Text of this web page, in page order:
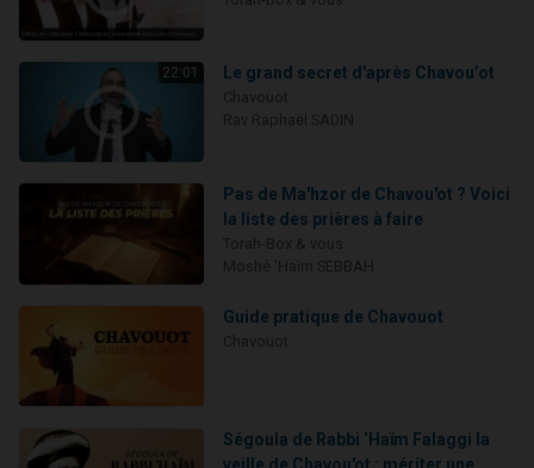
22:01 Le grand secret d'après Chavou’ot
Pas de Ma'hzor de Chavou'ot ? Voici
la liste des prières à faire
Guide pratique de Chavouot
Ségoula de Rabbi ‘Haïm Falaggi la
veille de Chavou'ot : mériter une...